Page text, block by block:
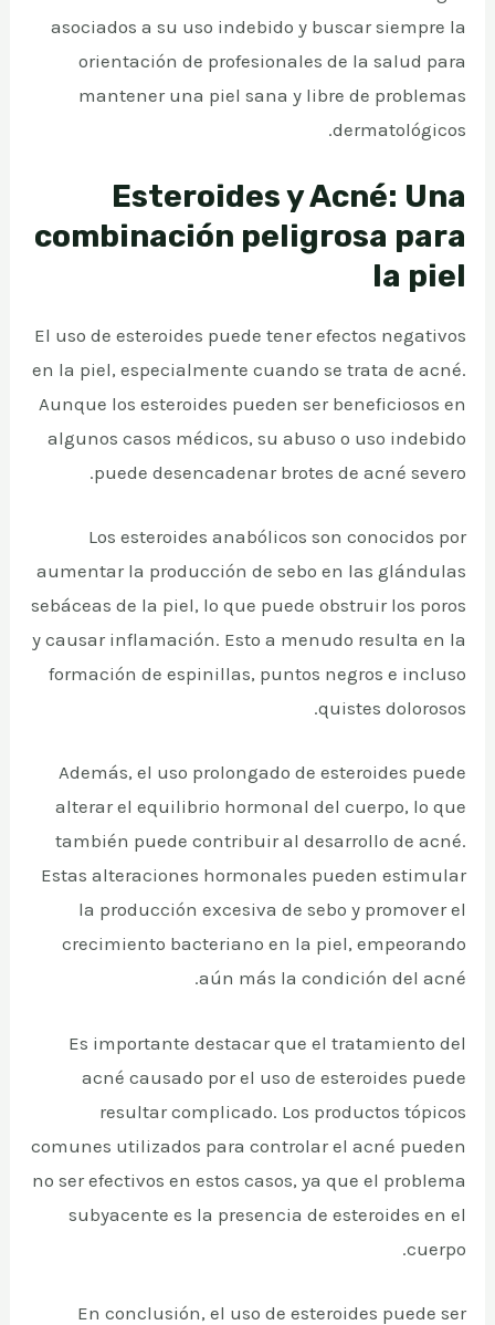
asociados a su uso indebido y buscar siempre la
orientación de profesionales de la salud para
mantener una piel sana y libre de problemas
dermatológicos.
Esteroides y Acné: Una
combinación peligrosa para
la piel
El uso de esteroides puede tener efectos negativos
en la piel, especialmente cuando se trata de acné.
Aunque los esteroides pueden ser beneficiosos en
algunos casos médicos, su abuso o uso indebido
puede desencadenar brotes de acné severo.
Los esteroides anabólicos son conocidos por
aumentar la producción de sebo en las glándulas
sebáceas de la piel, lo que puede obstruir los poros
y causar inflamación. Esto a menudo resulta en la
formación de espinillas, puntos negros e incluso
quistes dolorosos.
Además, el uso prolongado de esteroides puede
alterar el equilibrio hormonal del cuerpo, lo que
también puede contribuir al desarrollo de acné.
Estas alteraciones hormonales pueden estimular
la producción excesiva de sebo y promover el
crecimiento bacteriano en la piel, empeorando
aún más la condición del acné.
Es importante destacar que el tratamiento del
acné causado por el uso de esteroides puede
resultar complicado. Los productos tópicos
comunes utilizados para controlar el acné pueden
no ser efectivos en estos casos, ya que el problema
subyacente es la presencia de esteroides en el
cuerpo.
En conclusión, el uso de esteroides puede ser